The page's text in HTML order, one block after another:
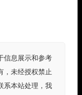
信息展示和参考
，未经授权禁止
系本站处理，我